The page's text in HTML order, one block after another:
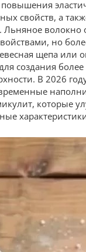
повышения
свойств, а
Льняное волокно
но
щепа или
создания более
В 2026
которые